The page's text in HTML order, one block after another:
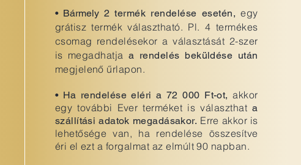
• Bármely 2 termék rendelése esetén, egy
grátisz termék választható. Pl. 4 termékes
csomag rendelésekor a választását 2-szer
is megadhatjaa rendelés beküldése után
megjelenő űrlapon.
• Ha rendelése eléri a 72 000 Ft-ot, akkor
egy további Ever terméket is választhata
szállítási adatok megadásakor. Erre akkor is
lehetősége van, ha rendelése összesítve
éri el ezt a forgalmat az elmúlt 90 napban.